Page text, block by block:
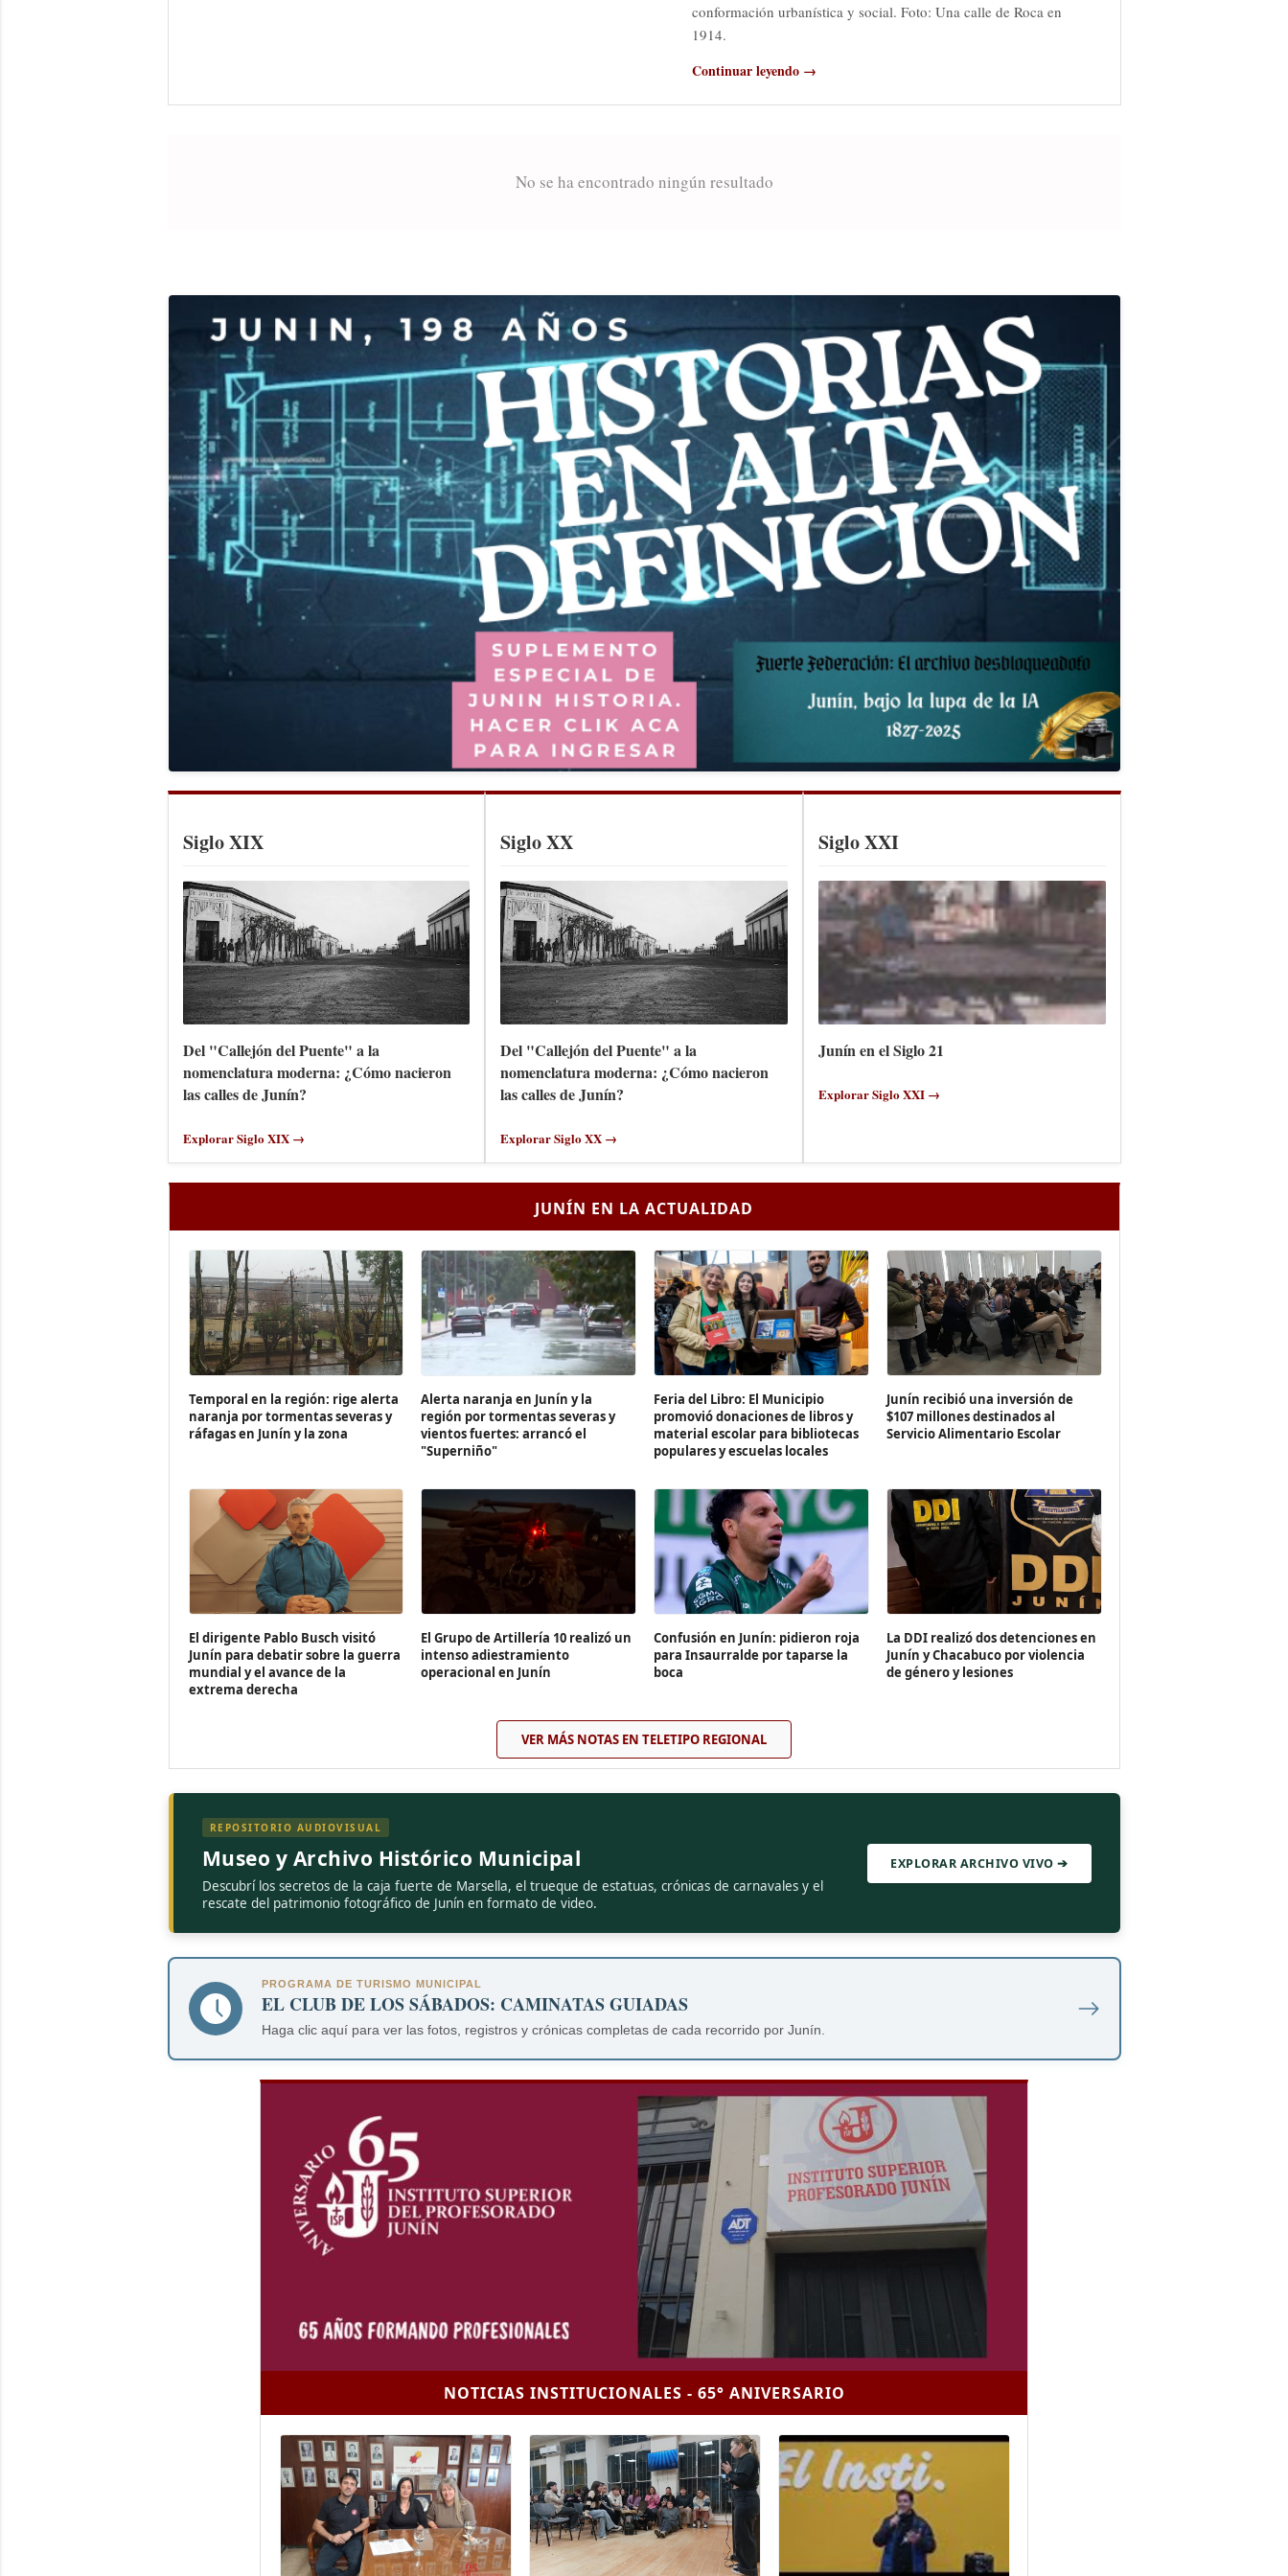
conformación urbanística y social. Foto: Una calle de Roca en
1914.
Continuar leyendo →
No se ha encontrado ningún resultado
Siglo XIX
Del "Callejón del Puente" a la
nomenclatura moderna: ¿Cómo nacieron
las calles de Junín?
Explorar Siglo XIX →
Siglo XX
Del "Callejón del Puente" a la
nomenclatura moderna: ¿Cómo nacieron
las calles de Junín?
Explorar Siglo XX →
Siglo XXI
Junín en el Siglo 21
Explorar Siglo XXI →
JUNÍN EN LA ACTUALIDAD
Temporal en la región: rige alerta
naranja por tormentas severas y
ráfagas en Junín y la zona
Alerta naranja en Junín y la
región por tormentas severas y
vientos fuertes: arrancó el
"Superniño"
Feria del Libro: El Municipio
promovió donaciones de libros y
material escolar para bibliotecas
populares y escuelas locales
Junín recibió una inversión de
$107 millones destinados al
Servicio Alimentario Escolar
El dirigente Pablo Busch visitó
Junín para debatir sobre la guerra
mundial y el avance de la
extrema derecha
El Grupo de Artillería 10 realizó un
intenso adiestramiento
operacional en Junín
Confusión en Junín: pidieron roja
para Insaurralde por taparse la
boca
La DDI realizó dos detenciones en
Junín y Chacabuco por violencia
de género y lesiones
VER MÁS NOTAS EN TELETIPO REGIONAL
REPOSITORIO AUDIOVISUAL
Museo y Archivo Histórico Municipal
Descubrí los secretos de la caja fuerte de Marsella, el trueque de estatuas, crónicas de carnavales y el
rescate del patrimonio fotográfico de Junín en formato de video.
EXPLORAR ARCHIVO VIVO ➔
PROGRAMA DE TURISMO MUNICIPAL
EL CLUB DE LOS SÁBADOS: CAMINATAS GUIADAS
Haga clic aquí para ver las fotos, registros y crónicas completas de cada recorrido por Junín.
NOTICIAS INSTITUCIONALES - 65° ANIVERSARIO